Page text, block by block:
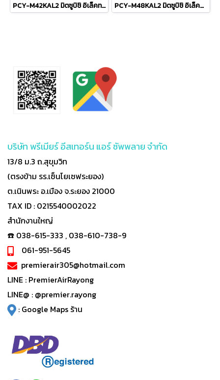
PCY-M42KAL2 มิตซูบิชิ อิเล็คทริค มิตเตอร์สลิม MITSUBISHI ELECTRIC แบบแขวนใต้ฝ้า รุ่น Ceiling Suspended Inverter M-Series R-32 ขนาด 41,968BTU #5 รีโมทไร้สาย 2026 (เฉพาะเครื่อง) PCY-M48KAL2 มิตซูบิชิ อิเล็คทริค มิตเตอร์สลิม MITSUBISHI ELECTRIC แบบแขวนใต้ฝ้า รุ่น Ceiling Suspended Inverter M-Series R-32 ขนาด 48,109BTU #5 ระบบไฟ 380V รีโมทไร้สาย 2026 (เฉพาะเครื่อง)
บริษัท พรีเมียร์ อีสเทอร์น แอร์ ซัพพลาย จำกัด
13/8 ม.3 ถ.สุขุมวิท
(ตรงข้าม รร.เซ็นโยเซฟระยอง)
ต.เนินพระ อ.เมือง จ.ระยอง 21000
TAX ID : 0215540002022
สำนักงานใหญ่
☎️ 038-615-333 , 038-610-738-9
061-951-5645
premierair305@hotmail.com
LINE : PremierAirRayong
LINE@ : @premier.rayong
: Google Maps ร้าน